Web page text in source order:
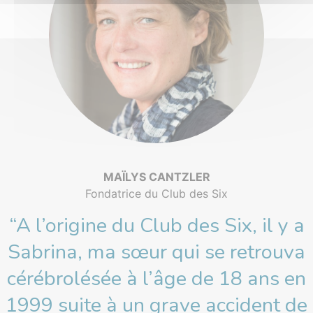
MAÏLYS CANTZLER
Fondatrice du Club des Six
“A l’origine du Club des Six, il y a
Sabrina, ma sœur qui se retrouva
cérébrolésée à l’âge de 18 ans en
1999 suite à un grave accident de